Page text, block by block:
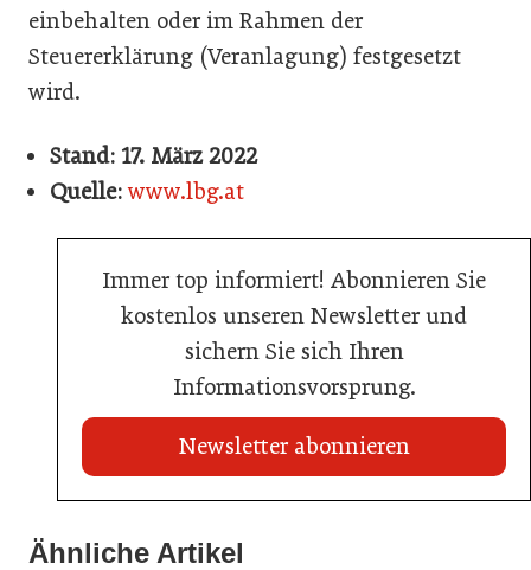
einbehalten oder im Rahmen der
Steuererklärung (Veranlagung) festgesetzt
wird.
Stand: 17. März 2022
Quelle:www.lbg.at
Immer top informiert! Abonnieren Sie
kostenlos unseren Newsletter und
sichern Sie sich Ihren
Informationsvorsprung.
Newsletter abonnieren
Ähnliche Artikel
20. Juli 2026